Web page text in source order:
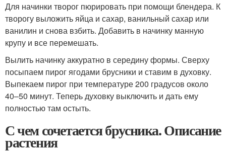
Для начинки творог пюрировать при помощи блендера. К
творогу выложить яйца и сахар, ванильный сахар или
ванилин и снова взбить. Добавить в начинку манную
крупу и все перемешать.
Вылить начинку аккуратно в середину формы. Сверху
посыпаем пирог ягодами брусники и ставим в духовку.
Выпекаем пирог при температуре 200 градусов около
40–50 минут. Теперь духовку выключить и дать ему
полностью там остыть.
С чем сочетается брусника. Описание
растения